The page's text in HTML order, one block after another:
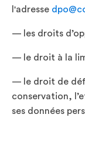
l'adresse
— les droits
— le droit à la
— le droit de
conservation,
ses données